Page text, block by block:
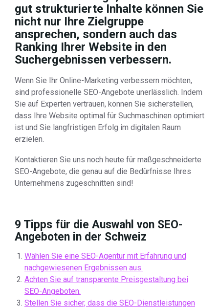
gut strukturierte Inhalte können Sie
nicht nur Ihre Zielgruppe
ansprechen, sondern auch das
Ranking Ihrer Website in den
Suchergebnissen verbessern.
Wenn Sie Ihr Online-Marketing verbessern möchten,
sind professionelle SEO-Angebote unerlässlich. Indem
Sie auf Experten vertrauen, können Sie sicherstellen,
dass Ihre Website optimal für Suchmaschinen optimiert
ist und Sie langfristigen Erfolg im digitalen Raum
erzielen.
Kontaktieren Sie uns noch heute für maßgeschneiderte
SEO-Angebote, die genau auf die Bedürfnisse Ihres
Unternehmens zugeschnitten sind!
9 Tipps für die Auswahl von SEO-
Angeboten in der Schweiz
Wählen Sie eine SEO-Agentur mit Erfahrung und
nachgewiesenen Ergebnissen aus.
Achten Sie auf transparente Preisgestaltung bei
SEO-Angeboten.
Stellen Sie sicher, dass die SEO-Dienstleistungen